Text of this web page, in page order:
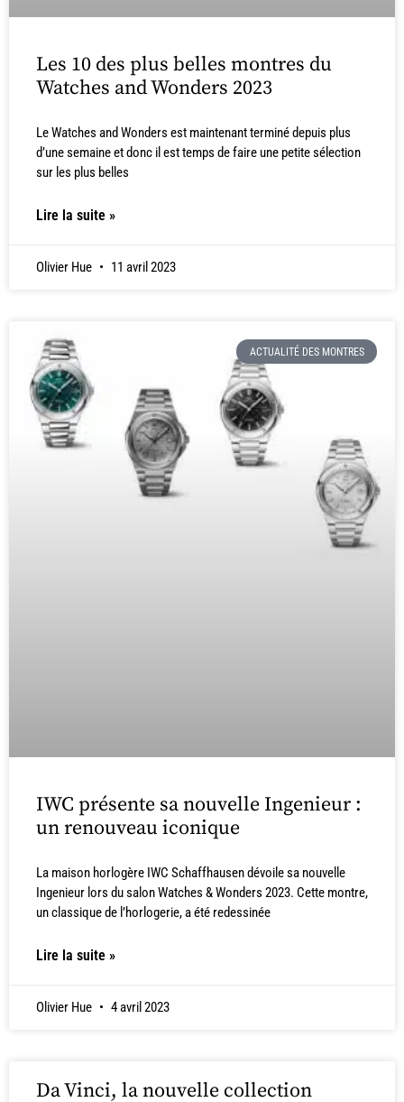
Les 10 des plus belles montres du
Watches and Wonders 2023
Le Watches and Wonders est maintenant terminé depuis plus
d’une semaine et donc il est temps de faire une petite sélection
sur les plus belles
Lire la suite »
Olivier Hue 11 avril 2023
ACTUALITÉ DES MONTRES
IWC présente sa nouvelle Ingenieur :
un renouveau iconique
La maison horlogère IWC Schaffhausen dévoile sa nouvelle
Ingenieur lors du salon Watches & Wonders 2023. Cette montre,
un classique de l’horlogerie, a été redessinée
Lire la suite »
Olivier Hue 4 avril 2023
Da Vinci, la nouvelle collection